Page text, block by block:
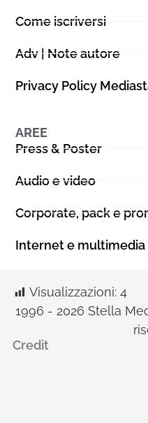
Come iscriversi
Adv | Note autore
Privacy Policy
AREE
Press & Poster
Audio e video
Corporate, pack e
Internet e multimedia
Visualizzazioni: 4
1996 - 2026 Stella
Credit